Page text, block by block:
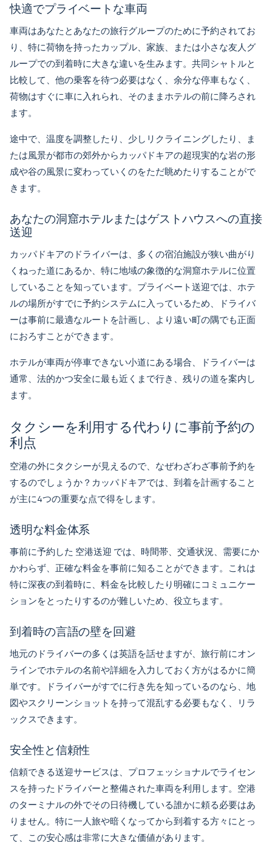
快適でプライベートな車両
車両はあなたとあなたの旅行グループのために予約されてお
り、特に荷物を持ったカップル、家族、または小さな友人グ
ループでの到着時に大きな違いを生みます。共同シャトルと
比較して、他の乗客を待つ必要はなく、余分な停車もなく、
荷物はすぐに車に入れられ、そのままホテルの前に降ろされ
ます。
途中で、温度を調整したり、少しリクライニングしたり、ま
たは風景が都市の郊外からカッパドキアの超現実的な岩の形
成や谷の風景に変わっていくのをただ眺めたりすることがで
きます。
あなたの洞窟ホテルまたはゲストハウスへの直接
送迎
カッパドキアのドライバーは、多くの宿泊施設が狭い曲がり
くねった道にあるか、特に地域の象徴的な洞窟ホテルに位置
していることを知っています。プライベート送迎では、ホテ
ルの場所がすでに予約システムに入っているため、ドライバ
ーは事前に最適なルートを計画し、より遠い町の隅でも正面
におろすことができます。
ホテルが車両が停車できない小道にある場合、ドライバーは
通常、法的かつ安全に最も近くまで行き、残りの道を案内し
ます。
タクシーを利用する代わりに事前予約の
利点
空港の外にタクシーが見えるので、なぜわざわざ事前予約を
するのでしょうか？カッパドキアでは、到着を計画すること
が主に4つの重要な点で得をします。
透明な料金体系
事前に予約した 空港送迎 では、時間帯、交通状況、需要にか
かわらず、正確な料金を事前に知ることができます。これは
特に深夜の到着時に、料金を比較したり明確にコミュニケー
ションをとったりするのが難しいため、役立ちます。
到着時の言語の壁を回避
地元のドライバーの多くは英語を話せますが、旅行前にオン
ラインでホテルの名前や詳細を入力しておく方がはるかに簡
単です。ドライバーがすでに行き先を知っているのなら、地
図やスクリーンショットを持って混乱する必要もなく、リラ
ックスできます。
安全性と信頼性
信頼できる送迎サービスは、プロフェッショナルでライセン
スを持ったドライバーと整備された車両を利用します。空港
のターミナルの外でその日待機している誰かに頼る必要はあ
りません。特に一人旅や暗くなってから到着する方々にとっ
て、この安心感は非常に大きな価値があります。